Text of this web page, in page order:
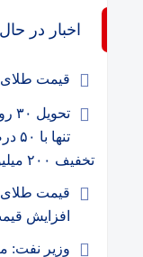
اخبار در
قیمت طلای
تخفیف ۲۰۰ میلیون تومانی در خرید نقدی
افزایش
وزیر نفت: